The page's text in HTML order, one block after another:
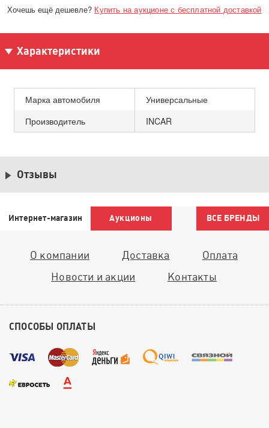
Хочешь ещё дешевле? Купить на аукционе с бесплатной доставкой
Характеристики
Марка автомобиля
Универсальные
Производитель
INCAR
Отзывы
Интернет-магазин Аукционы ВСЕ БРЕНДЫ
О компании Доставка
Оплата
Новости и акции
Контакты
СПОСОБЫ ОПЛАТЫ